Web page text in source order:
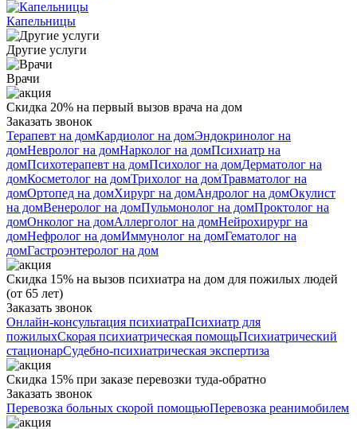
Капельницы
Другие услуги
Врачи
Скидка 20% на первый вызов врача на дом
Заказать звонок
Терапевт на домКардиолог на домЭндокринолог на
домНевролог на домНарколог на домПсихиатр на
домПсихотерапевт на домПсихолог на домДерматолог на
домКосметолог на домТрихолог на домТравматолог на
домОртопед на домХирург на домАндролог на домОкулист
на домВенеролог на домПульмонолог на домПроктолог на
домОнколог на домАллерголог на домНейрохирург на
домНефролог на домИммунолог на домГематолог на
домГастроэнтеролог на дом
Скидка 15% на вызов психиатра на дом для пожилых людей
(от 65 лет)
Заказать звонок
Онлайн-консультация психиатраПсихиатр для
пожилыхСкорая психиатрическая помощьПсихиатрический
стационарСудебно-психиатрическая экспертиза
Скидка 15% при заказе перевозки туда-обратно
Заказать звонок
Перевозка больных скорой помощьюПеревозка реанимобилем